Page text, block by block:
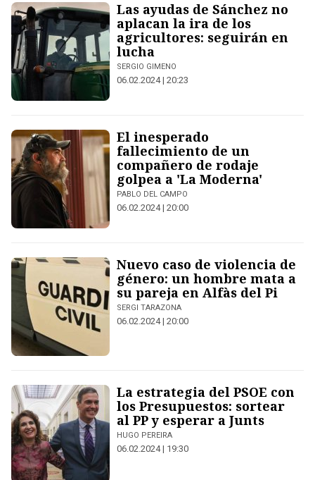
Las ayudas de Sánchez no
aplacan la ira de los
agricultores: seguirán en
lucha
SERGIO GIMENO
06.02.2024 | 20:23
El inesperado
fallecimiento de un
compañero de rodaje
golpea a 'La Moderna'
PABLO DEL CAMPO
06.02.2024 | 20:00
Nuevo caso de violencia de
género: un hombre mata a
su pareja en Alfàs del Pi
SERGI TARAZONA
06.02.2024 | 20:00
La estrategia del PSOE con
los Presupuestos: sortear
al PP y esperar a Junts
HUGO PEREIRA
06.02.2024 | 19:30